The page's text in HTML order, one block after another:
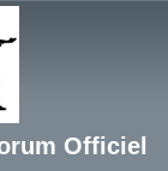
Officiel